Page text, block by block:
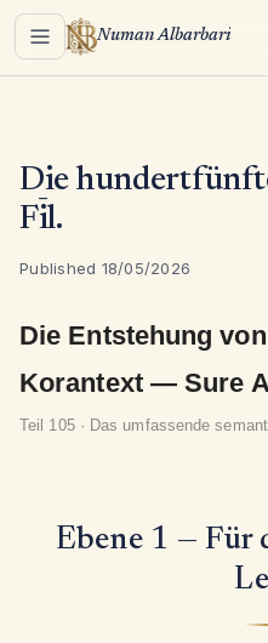
Menu Numan Albarbari
Die
Fīl.
Published 18/05/2026
Die Entstehung
Korantext — Sure
Teil 105 · Das umfassende
Ebene 1 — Für